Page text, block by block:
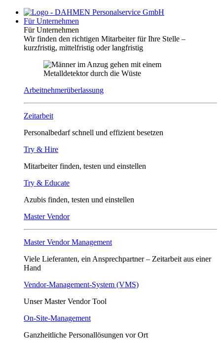
Für Unternehmen
Für Unternehmen
Wir finden den richtigen Mitarbeiter für Ihre Stelle –
kurzfristig, mittelfristig oder langfristig
Arbeitnehmerüberlassung
Zeitarbeit
Personalbedarf schnell und effizient besetzen
Try & Hire
Mitarbeiter finden, testen und einstellen
Try & Educate
Azubis finden, testen und einstellen
Master Vendor
Master Vendor Management
Viele Lieferanten, ein Ansprech­partner – Zeitarbeit aus einer
Hand
Vendor-Management-System (VMS)
Unser Master Vendor Tool
On-Site-Management
Ganzheitliche Personallösungen vor Ort